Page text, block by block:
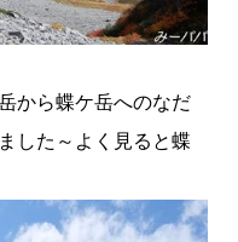
から蝶ケ岳へのなだ
した～よく見ると蝶